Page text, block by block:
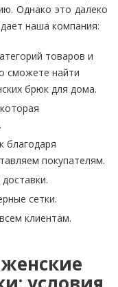
Однако это далеко
наша компания:
товаров и
сможете найти
брюк для дома.
благодаря
покупателям.
сетки.
клиентам.